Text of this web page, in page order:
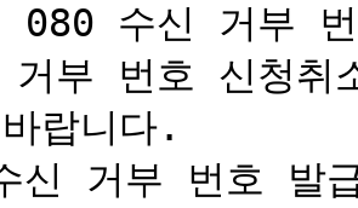
080 수신 거부
부 번호 신청취
랍니다.
거부 번호 발